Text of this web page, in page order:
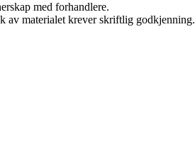
med forhandlere.
av materialet krever skriftlig godkjenning.